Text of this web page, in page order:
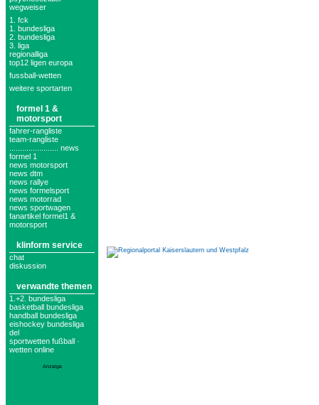
wegweiser
1. fck
1. bundesliga
2. bundesliga
3. liga
regionalliga
top12 ligen europa
fussball-wetten
weitere sportarten
formel 1 &
motorsport
fahrer-rangliste
team-rangliste
....................... news
formel 1
news motorsport
news dtm
news rallye
news formelsport
news motorrad
news sportwagen
fanartikel formel1 &
motorsport
klinform service
chat
diskussion
verwandte themen
1.+2. bundesliga
basketball bundesliga
handball bundesliga
eishockey bundesliga
del
sportwetten fußball ·
wetten online
Anzeige